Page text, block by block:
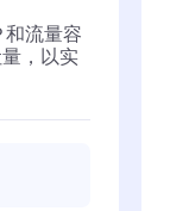
和流量容
，以实